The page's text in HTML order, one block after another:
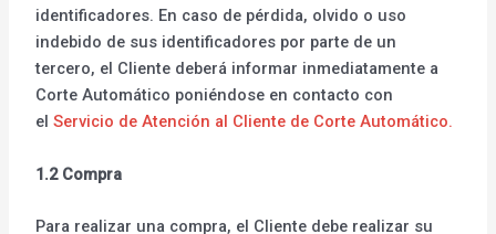
identificadores. En caso de pérdida, olvido o uso
indebido de sus identificadores por parte de un
tercero, el Cliente deberá informar inmediatamente a
Corte Automático poniéndose en contacto con
elServicio de Atención al Cliente de Corte Automático.
1.2 Compra
Para realizar una compra, el Cliente debe realizar su